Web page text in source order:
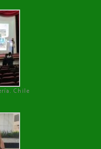
Chile